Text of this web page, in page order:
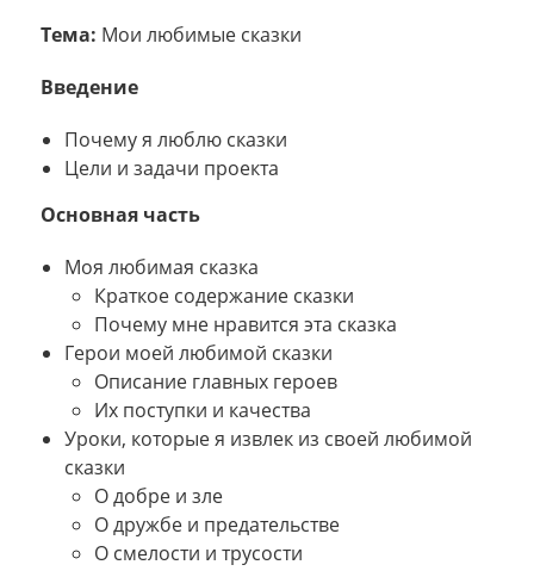
Тема: Мои любимые сказки
Введение
Почему я люблю сказки
Цели и задачи проекта
Основная часть
Моя любимая сказка
Краткое содержание сказки
Почему мне нравится эта сказка
Герои моей любимой сказки
Описание главных героев
Их поступки и качества
Уроки, которые я извлек из своей любимой
сказки
О добре и зле
О дружбе и предательстве
О смелости и трусости